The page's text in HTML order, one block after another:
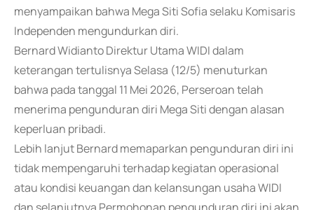
menyampaikan bahwa Mega Siti Sofia selaku Komisaris
Independen mengundurkan diri.
Bernard Widianto Direktur Utama WIDI dalam
keterangan tertulisnya Selasa (12/5) menuturkan
bahwa pada tanggal 11 Mei 2026, Perseroan telah
menerima pengunduran diri Mega Siti dengan alasan
keperluan pribadi.
Lebih lanjut Bernard memaparkan pengunduran diri ini
tidak mempengaruhi terhadap kegiatan operasional
atau kondisi keuangan dan kelansungan usaha WIDI